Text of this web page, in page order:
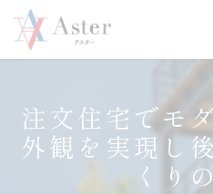
注文住宅でモ
外観を実現し
くり